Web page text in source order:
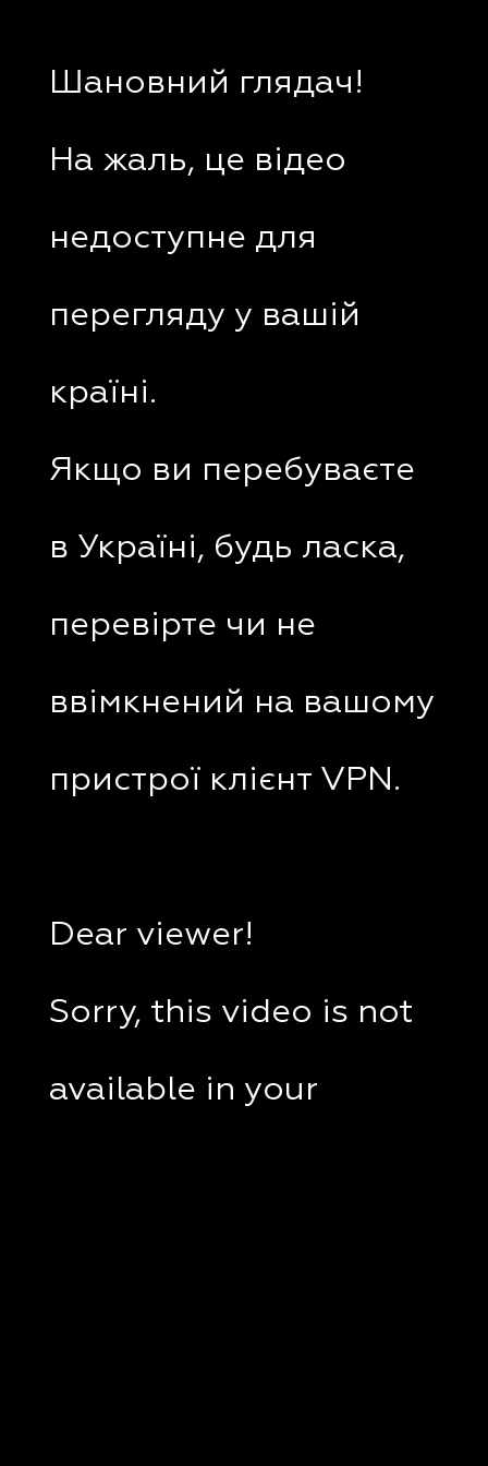
Шановний глядач!
На жаль, це відео
недоступне для
перегляду у вашій
країні.
Якщо ви перебуваєте
в Україні, будь ласка,
перевірте чи не
ввімкнений на вашому
пристрої клієнт VPN.
Dear viewer!
Sorry, this video is not
available in your